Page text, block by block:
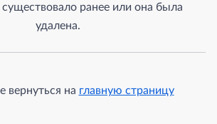
ранее или она была
удалена.
вернуться на главную страницу